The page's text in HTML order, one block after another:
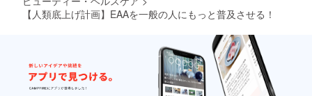
【人類底上げ計画】EAAを一般の人にもっと普及させる！